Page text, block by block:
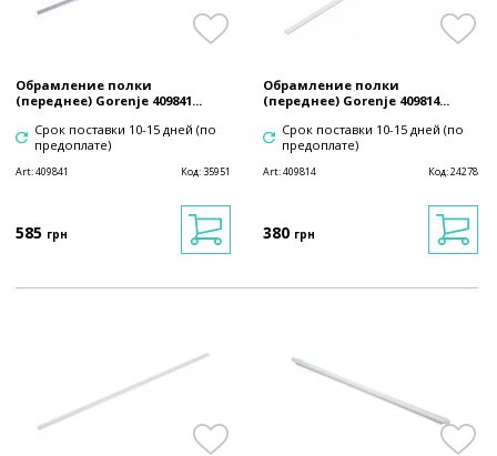
Обрамление полки
(переднее) Gorenje 409841...
Срок поставки 10-15 дней (по
предоплате)
Art:409841 Код: 35951
585 грн
Обрамление полки
(переднее) Gorenje 409814...
Срок поставки 10-15 дней (по
предоплате)
Art:409814 Код:24278
380 грн